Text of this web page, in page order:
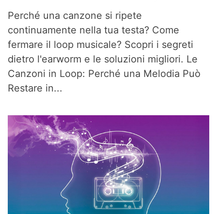
Perché una canzone si ripete
continuamente nella tua testa? Come
fermare il loop musicale? Scopri i segreti
dietro l'earworm e le soluzioni migliori. Le
Canzoni in Loop: Perché una Melodia Può
Restare in...